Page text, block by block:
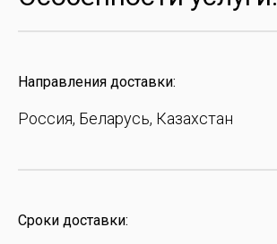
Направления доставки:
Россия, Беларусь, Казахстан
Сроки доставки: